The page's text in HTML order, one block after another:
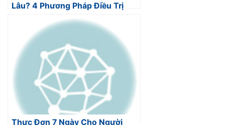
Lâu? 4 Phương Pháp Điều Trị
Thực Đơn 7 Ngày Cho Người